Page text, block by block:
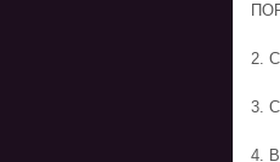
2.
3.
4.